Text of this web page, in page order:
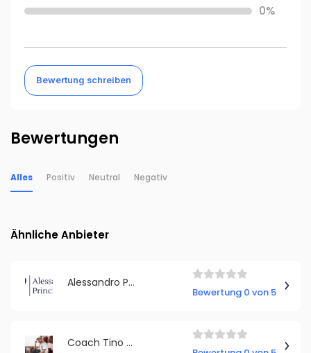
0%
Bewertung schreiben
Bewertungen
Alles Positiv Neutral Negativ
Ähnliche Anbieter
Alessandro Principe | Principe Consulting GmbH
Bewertung 0 von 5
Coach Tino Fuchs